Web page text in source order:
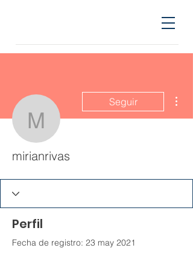
mirianrivas
Seguir
mirianrivas
Perfil
Fecha de registro: 23 may 2021